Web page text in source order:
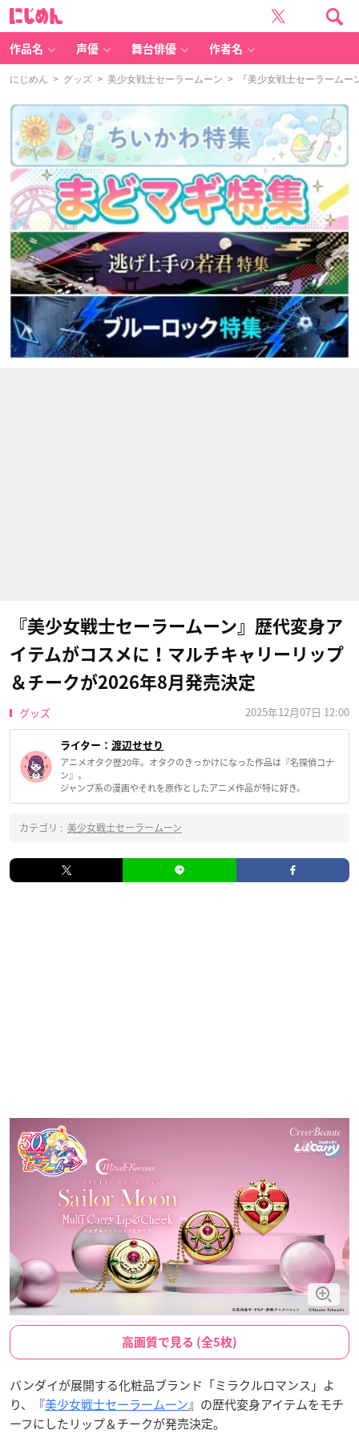
作品名 声優 舞台俳優 作者名
にじめん > グッズ > 美少女戦士セーラームーン > 『美少女戦士セーラームー
『美少女戦士セーラームーン』歴代変身ア
イテムがコスメに！マルチキャリーリップ
＆チークが2026年8月発売決定
グッズ 2025年12月07日 12:00
ライター： 渡辺せせり
アニメオタク歴20年。オタクのきっかけになった作品は『名探偵コナ
ン』。
ジャンプ系の漫画やそれを原作としたアニメ作品が特に好き。
カテゴリ : 美少女戦士セーラームーン
高画質で見る (全5枚)
バンダイが展開する化粧品ブランド「ミラクルロマンス」よ
り、『美少女戦士セーラームーン』の歴代変身アイテムをモチ
ーフにしたリップ＆チークが発売決定。